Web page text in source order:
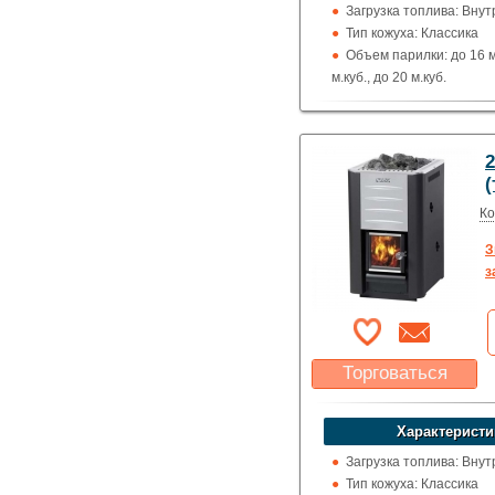
Загрузка топлива:
Тип кожуха: Классика
Объем парилки: до 16
м.куб., до 20 м.куб.
Дверца: Со стеклом
Топка (материал):
Использование: Для
коммерции
Производитель:
Торговаться
Какая цена Вас
устроит?
Указать цену
Загрузка топлива:
Тип кожуха: Классика